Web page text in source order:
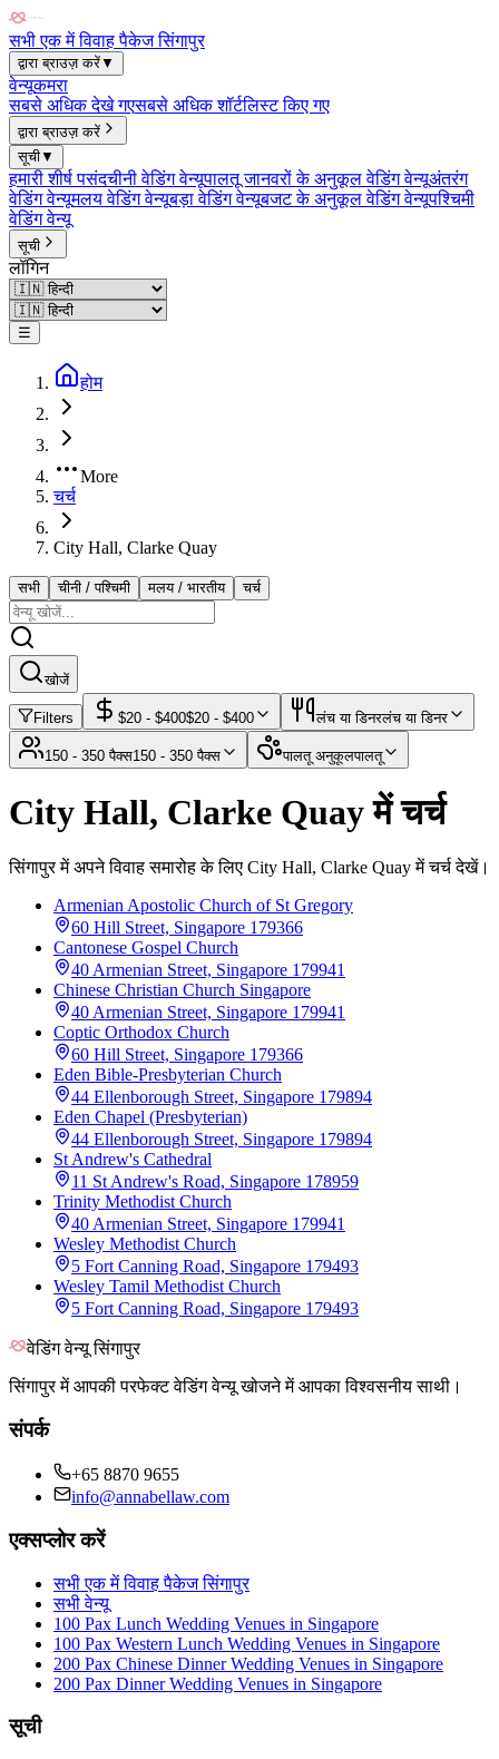
सभी एक में विवाह पैकेज सिंगापुर
द्वारा ब्राउज़ करें▼
वेन्यूकमरा
सबसे अधिक देखे गएसबसे अधिक शॉर्टलिस्ट किए गए
द्वारा ब्राउज़ करें
सूची▼
हमारी शीर्ष पसंदचीनी वेडिंग वेन्यूपालतू जानवरों के अनुकूल वेडिंग वेन्यूअंतरंग
वेडिंग वेन्यूमलय वेडिंग वेन्यूबड़ा वेडिंग वेन्यूबजट के अनुकूल वेडिंग वेन्यूपश्चिमी
वेडिंग वेन्यू
सूची
लॉगिन
☰
होम
More
चर्च
City Hall, Clarke Quay
सभी चीनी / पश्चिमी मलय / भारतीय चर्च
खोजें
Filters $20 - $400$20 - $400 लंच या डिनरलंच या डिनर
150 - 350 पैक्स150 - 350 पैक्स पालतू अनुकूलपालतू
City Hall, Clarke Quay में चर्च
सिंगापुर में अपने विवाह समारोह के लिए City Hall, Clarke Quay में चर्च देखें।
Armenian Apostolic Church of St Gregory
60 Hill Street, Singapore 179366
Cantonese Gospel Church
40 Armenian Street, Singapore 179941
Chinese Christian Church Singapore
40 Armenian Street, Singapore 179941
Coptic Orthodox Church
60 Hill Street, Singapore 179366
Eden Bible-Presbyterian Church
44 Ellenborough Street, Singapore 179894
Eden Chapel (Presbyterian)
44 Ellenborough Street, Singapore 179894
St Andrew's Cathedral
11 St Andrew's Road, Singapore 178959
Trinity Methodist Church
40 Armenian Street, Singapore 179941
Wesley Methodist Church
5 Fort Canning Road, Singapore 179493
Wesley Tamil Methodist Church
5 Fort Canning Road, Singapore 179493
वेडिंग वेन्यू सिंगापुर
सिंगापुर में आपकी परफेक्ट वेडिंग वेन्यू खोजने में आपका विश्वसनीय साथी।
संपर्क
+65 8870 9655
info@annabellaw.com
एक्सप्लोर करें
सभी एक में विवाह पैकेज सिंगापुर
सभी वेन्यू
100 Pax Lunch Wedding Venues in Singapore
100 Pax Western Lunch Wedding Venues in Singapore
200 Pax Chinese Dinner Wedding Venues in Singapore
200 Pax Dinner Wedding Venues in Singapore
सूची